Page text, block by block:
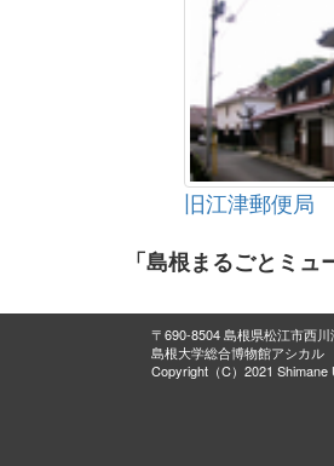
旧江津郵便局
「島根まるごとミ
〒690-8504 島根県松江市西
島根大学総合博物館アシカル
Copyright（C）2021